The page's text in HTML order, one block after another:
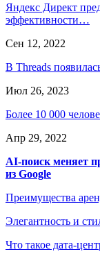
Яндекс Директ
эффективности…
Сен 12, 2022
В Threads
Июл 26, 2023
Более 10 000
Апр 29, 2022
AI-поиск меняет
из Google
Преимущества
Элегантность и
Что такое дата-